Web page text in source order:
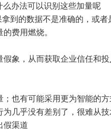
办法可以识别这些加量呢
到的数据不是准确的，或
费用燃烧。
象，从而获取企业信任和
也有可能采用更为智能的
几乎没有差别了，很难从
假渠道